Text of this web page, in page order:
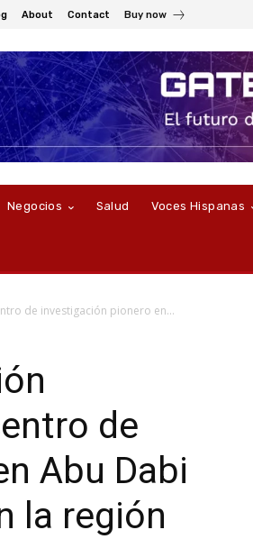
About Contact Buy now
Negocios Salud Voces Hispanas
de investigación pionero en...
de
Abu Dabi
la región